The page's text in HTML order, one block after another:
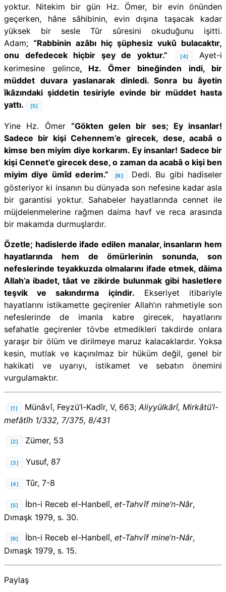
yoktur. Nitekim bir gün Hz. Ömer, bir evin önünden
geçerken, hâne sâhibinin, evin dışına taşacak kadar
yüksek bir sesle Tûr sûresini okuduğunu işitti.
Adam; “Rabbinin azâbı hiç şüphesiz vukû bulacaktır,
onu defedecek hiçbir şey de yoktur.”
[4]
Ayet-i
kerimesine gelince, Hz. Ömer bineğinden indi, bir
müddet duvara yaslanarak dinledi. Sonra bu âyetin
îkâzındaki şiddetin tesiriyle evinde bir müddet hasta
yattı.
[5]
Yine Hz. Ömer “Gökten gelen bir ses; Ey insanlar!
Sadece bir kişi Cehennem’e girecek, dese, acabâ o
kimse ben miyim diye korkarım. Ey insanlar! Sadece bir
kişi Cennet’e girecek dese, o zaman da acabâ o kişi ben
miyim diye ümîd ederim.”
[6]
Dedi. Bu gibi hadiseler
gösteriyor ki insanın bu dünyada son nefesine kadar asla
bir garantisi yoktur. Sahabeler hayatlarında cennet ile
müjdelenmelerine rağmen daima havf ve reca arasında
bir makamda durmuşlardır.
Özetle; hadislerde ifade edilen manalar, insanların hem
hayatlarında hem de ömürlerinin sonunda, son
nefeslerinde teyakkuzda olmalarını ifade etmek, dâima
Allah’a ibadet, tâat ve zikirde bulunmak gibi hasletlere
teşvik ve sakındırma içindir. Ekseriyet itibariyle
hayatlarını istikamette geçirenler Allah’ın rahmetiyle son
nefeslerinde de imanla kabre girecek, hayatlarını
sefahatle geçirenler tövbe etmedikleri takdirde onlara
yaraşır bir ölüm ve dirilmeye maruz kalacaklardır. Yoksa
kesin, mutlak ve kaçınılmaz bir hüküm değil, genel bir
hakikati ve uyarıyı, istikamet ve sebatın önemini
vurgulamaktır.
[1] Münâvî, Feyzü’l-Kadîr, V, 663; Aliyyülkârî, Mirkâtü’l-
mefâtîh 1/332, 7/375, 8/431
[2] Zümer, 53
[3] Yusuf, 87
[4] Tûr, 7-8
[5] İbn-i Receb el-Hanbelî,et-Tahvîf mine’n-Nâr,
Dımaşk 1979, s. 30.
[6] İbn-i Receb el-Hanbelî,et-Tahvîf mine’n-Nâr,
Dımaşk 1979, s. 15.
Paylaş